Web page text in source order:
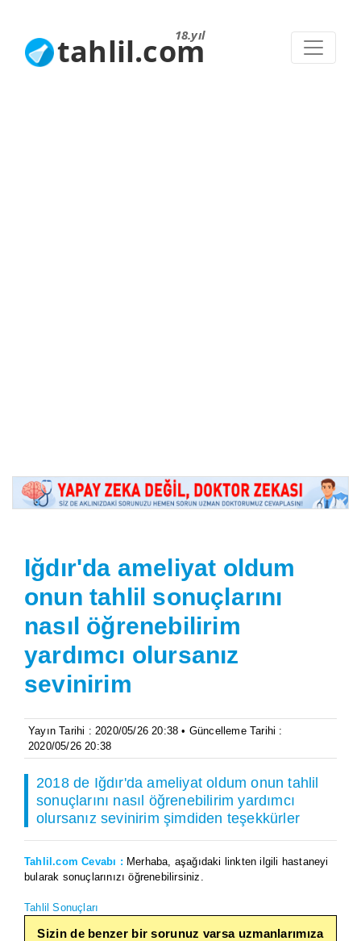
18.yıl
tahlil.com
Iğdır'da ameliyat oldum
onun tahlil sonuçlarını
nasıl öğrenebilirim
yardımcı olursanız
sevinirim
Yayın Tarihi : 2020/05/26 20:38 • Güncelleme Tarihi :
2020/05/26 20:38
2018 de Iğdır'da ameliyat oldum onun tahlil
sonuçlarını nasıl öğrenebilirim yardımcı
olursanız sevinirim şimdiden teşekkürler
Tahlil.com Cevabı : Merhaba, aşağıdaki linkten ilgili hastaneyi
bularak sonuçlarınızı öğrenebilirsiniz.
Tahlil Sonuçları
Sizin de benzer bir sorunuz varsa uzmanlarımıza